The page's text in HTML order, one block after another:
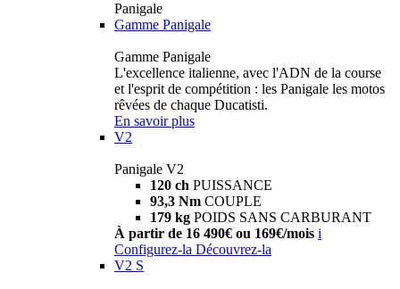
Panigale
Gamme Panigale
Gamme Panigale
L'excellence italienne, avec l'ADN de la course
et l'esprit de compétition : les Panigale les motos
rêvées de chaque Ducatisti.
En savoir plus
V2
Panigale V2
120 ch PUISSANCE
93,3 Nm COUPLE
179 kg POIDS SANS CARBURANT
À partir de 16 490€ ou 169€/mois i
Configurez-la Découvrez-la
V2 S